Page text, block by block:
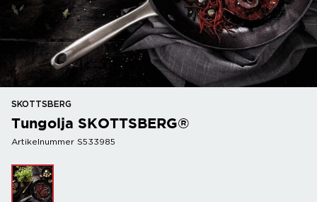
SKOTTSBERG
Tungolja SKOTTSBERG®
Artikelnummer S533985